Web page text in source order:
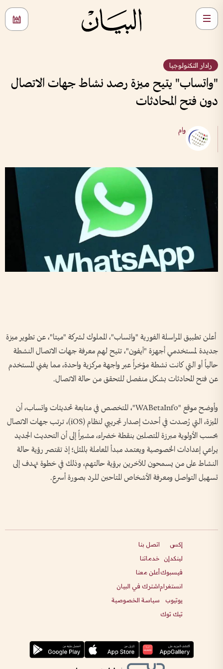
رادار التكنولوجيا
"واتساب" يتيح ميزة رصد نشاط جهات الاتصال
دون فتح المحادثات
وام
أعلن تطبيق المراسلة الفورية "واتساب"، المملوك لشركة "ميتا"، عن تطوير ميزة
جديدة لمستخدمي أجهزة "آيفون"، تتيح لهم معرفة جهات الاتصال النشطة
حالياً أو التي كانت نشطة مؤخراً عبر واجهة مركزية واحدة، مما يغني المستخدم
عن فتح المحادثات بشكل منفصل للتحقق من حالة الاتصال.
وأوضح موقع "WABetaInfo"، المتخصص في متابعة تحديثات واتساب، أن
الميزة، التي رُصدت في أحدث إصدار تجريبي لنظام (iOS)، ترتب جهات الاتصال
بحسب الأولوية مبرزة المتصلين بنقطة خضراء، مشيراً إلى أن التحديث الجديد
يراعي إعدادات الخصوصية ويعتمد مبدأ المعاملة بالمثل؛ إذ تقتصر رؤية حالة
النشاط على من يسمحون للآخرين برؤية حالتهم، وذلك في خطوة تهدف إلى
تسهيل التواصل ومعرفة الأشخاص المتاحين للرد بصورة أسرع.
إكس
لينكدإن
فيسبوك
انستغرام
يوتيوب
تيك توك
اتصل بنا
خدماتنا
أعلن معنا
اشترك في البيان
سياسة الخصوصية